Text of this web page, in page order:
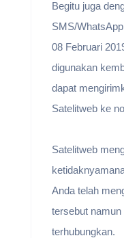
Begitu juga
SMS/
08 Februari
digunakan
dapat
Satelitweb ke
Satelitweb
Anda telah
tersebut namun
terhubungkan.